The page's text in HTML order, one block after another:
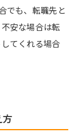
でも、転職先と
安な場合は転
てくれる場合
方